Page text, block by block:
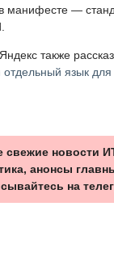
манифесте —
также
отдельный язык для
свежие новости
анонсы
на